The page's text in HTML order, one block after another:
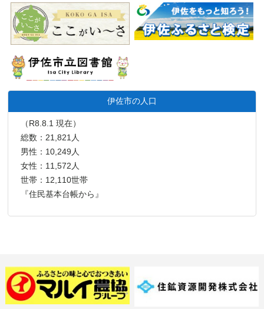
伊佐市の人口
（R8.8.1 現在）
総数：21,821人
男性：10,249人
女性：11,572人
世帯：12,110世帯
『住民基本台帳から』